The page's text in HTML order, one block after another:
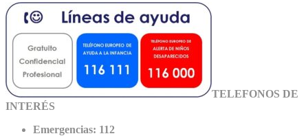
TELEFONOS DE
INTERÉS
Emergencias: 112